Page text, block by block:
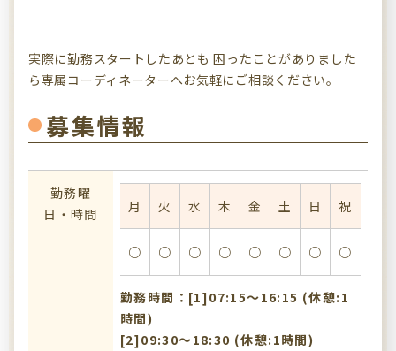
実際に勤務スタートしたあとも 困ったことがありました
ら専属コーディネーターへお気軽にご相談ください。
募集情報
勤務曜
日・時間
月 火 水 木 金 土 日 祝
○ ○ ○ ○ ○ ○ ○ ○
勤務時間：[1]07:15〜16:15 (休憩:1
時間)
[2]09:30〜18:30 (休憩:1時間)